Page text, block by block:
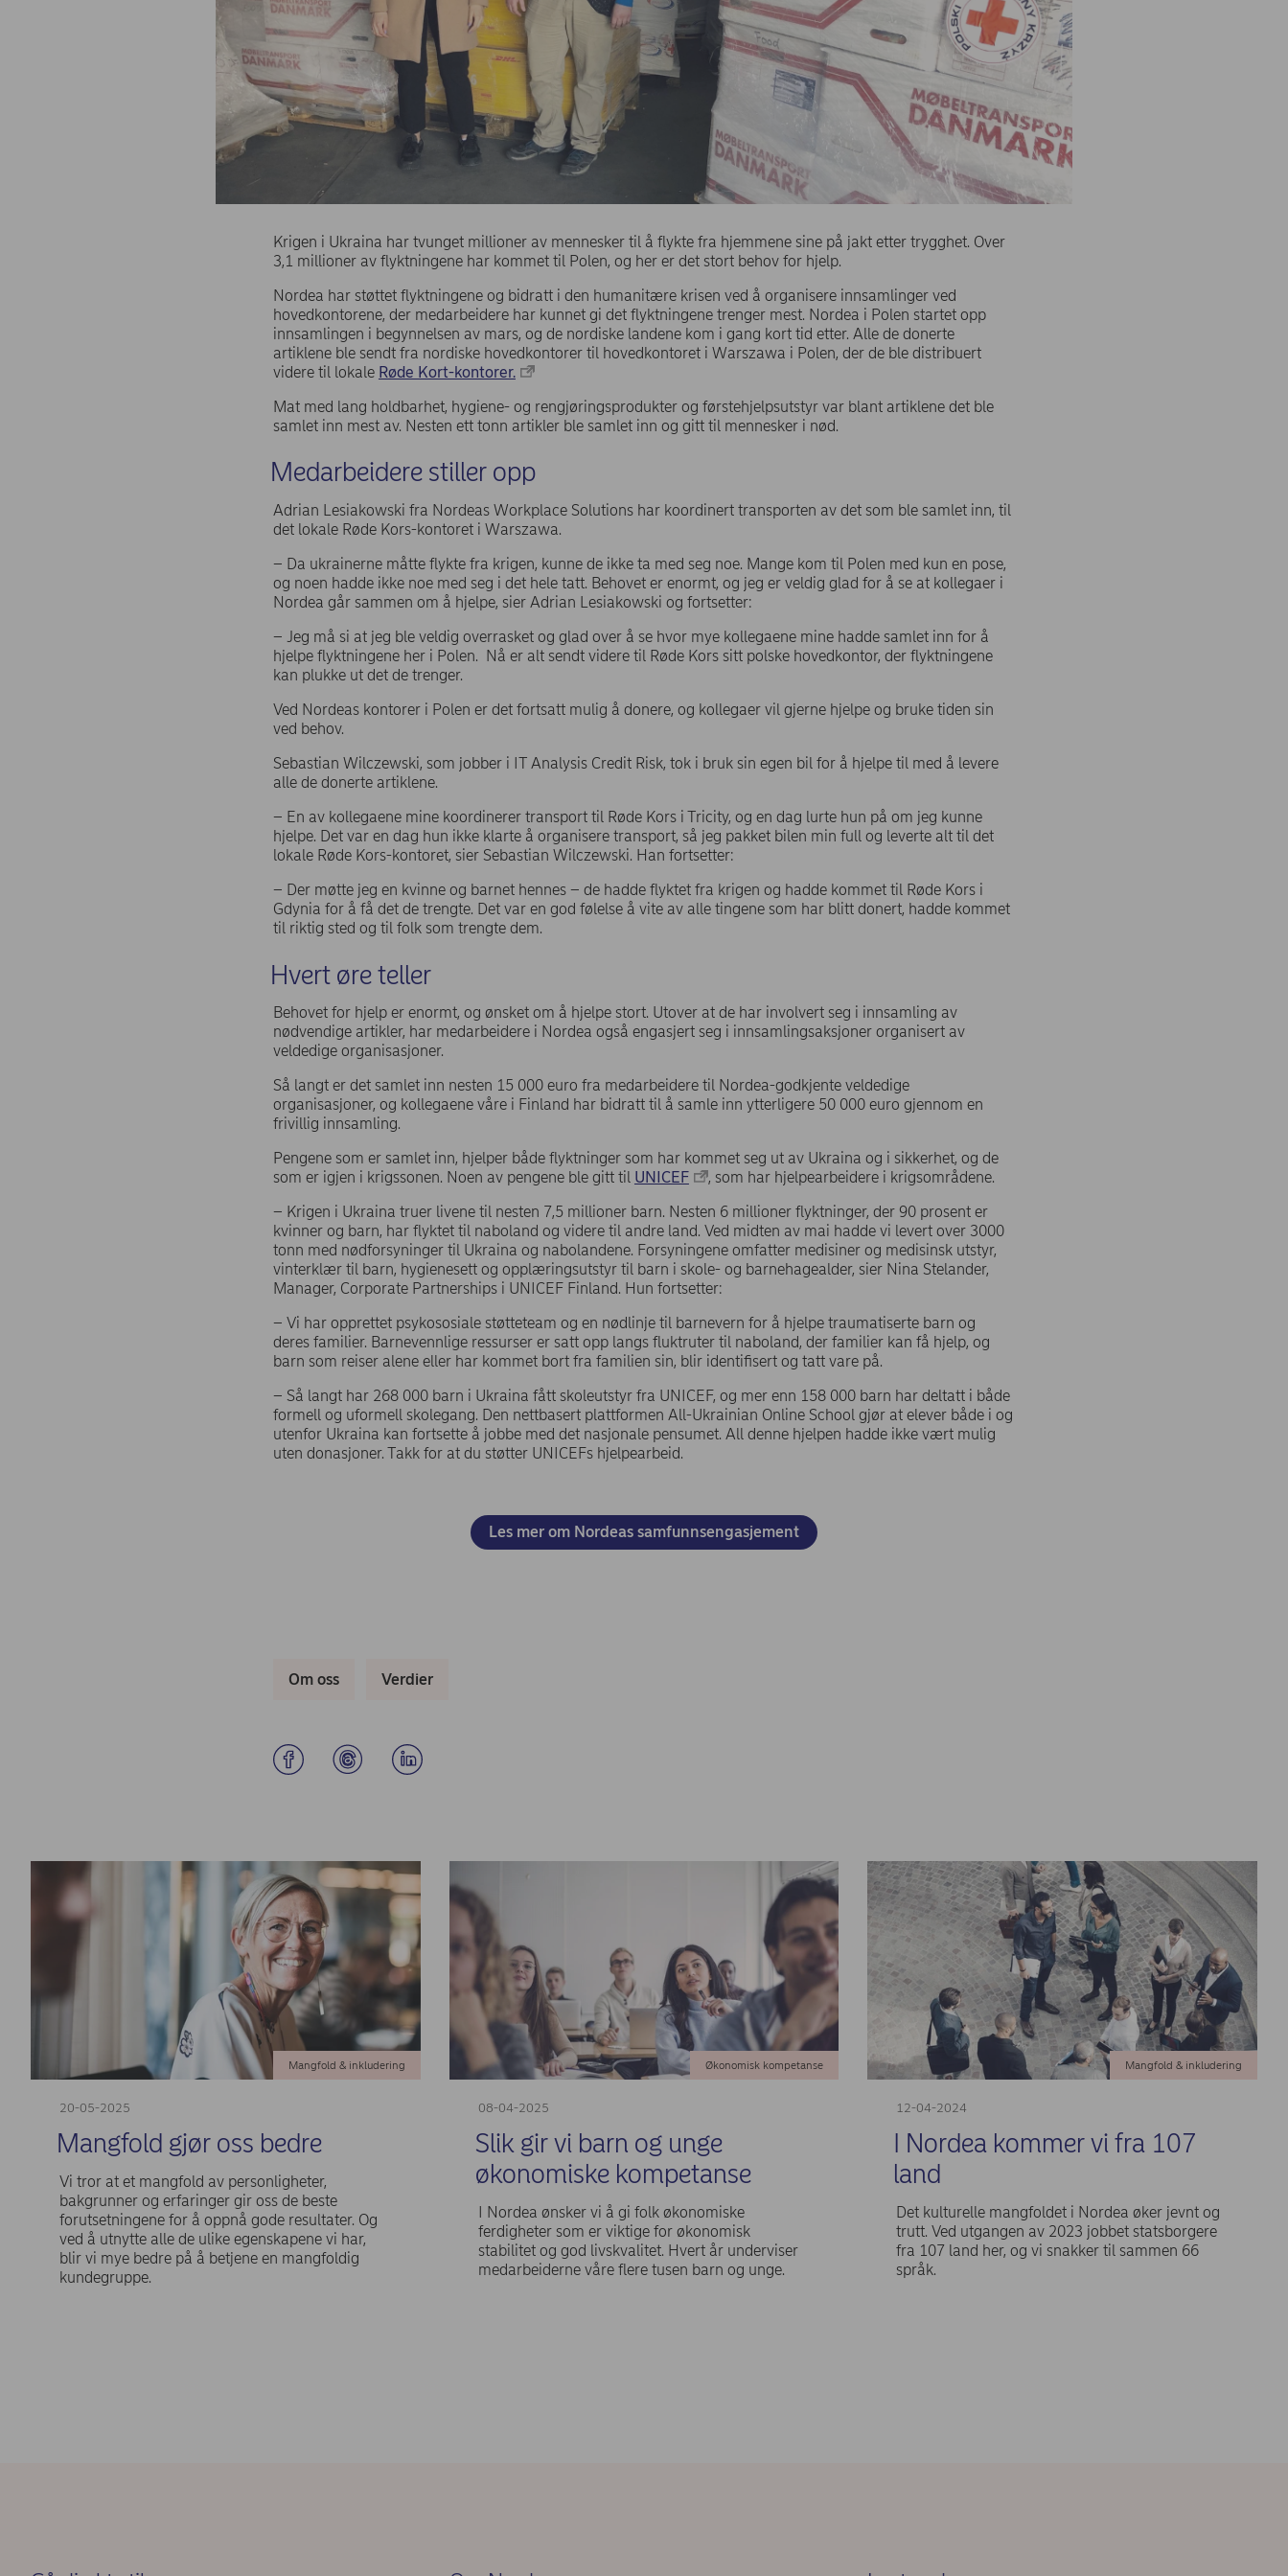
Krigen i Ukraina har tvunget millioner av mennesker til å flykte fra hjemmene sine på jakt etter trygghet. Over
3,1 millioner av flyktningene har kommet til Polen, og her er det stort behov for hjelp.
Nordea har støttet flyktningene og bidratt i den humanitære krisen ved å organisere innsamlinger ved
hovedkontorene, der medarbeidere har kunnet gi det flyktningene trenger mest. Nordea i Polen startet opp
innsamlingen i begynnelsen av mars, og de nordiske landene kom i gang kort tid etter. Alle de donerte
artiklene ble sendt fra nordiske hovedkontorer til hovedkontoret i Warszawa i Polen, der de ble distribuert
videre til lokale Røde Kort-kontorer.
Mat med lang holdbarhet, hygiene- og rengjøringsprodukter og førstehjelpsutstyr var blant artiklene det ble
samlet inn mest av. Nesten ett tonn artikler ble samlet inn og gitt til mennesker i nød.
Medarbeidere stiller opp
Adrian Lesiakowski fra Nordeas Workplace Solutions har koordinert transporten av det som ble samlet inn, til
det lokale Røde Kors-kontoret i Warszawa.
– Da ukrainerne måtte flykte fra krigen, kunne de ikke ta med seg noe. Mange kom til Polen med kun en pose,
og noen hadde ikke noe med seg i det hele tatt. Behovet er enormt, og jeg er veldig glad for å se at kollegaer i
Nordea går sammen om å hjelpe, sier Adrian Lesiakowski og fortsetter:
– Jeg må si at jeg ble veldig overrasket og glad over å se hvor mye kollegaene mine hadde samlet inn for å
hjelpe flyktningene her i Polen. Nå er alt sendt videre til Røde Kors sitt polske hovedkontor, der flyktningene
kan plukke ut det de trenger.
Ved Nordeas kontorer i Polen er det fortsatt mulig å donere, og kollegaer vil gjerne hjelpe og bruke tiden sin
ved behov.
Sebastian Wilczewski, som jobber i IT Analysis Credit Risk, tok i bruk sin egen bil for å hjelpe til med å levere
alle de donerte artiklene.
– En av kollegaene mine koordinerer transport til Røde Kors i Tricity, og en dag lurte hun på om jeg kunne
hjelpe. Det var en dag hun ikke klarte å organisere transport, så jeg pakket bilen min full og leverte alt til det
lokale Røde Kors-kontoret, sier Sebastian Wilczewski. Han fortsetter:
– Der møtte jeg en kvinne og barnet hennes – de hadde flyktet fra krigen og hadde kommet til Røde Kors i
Gdynia for å få det de trengte. Det var en god følelse å vite av alle tingene som har blitt donert, hadde kommet
til riktig sted og til folk som trengte dem.
Hvert øre teller
Behovet for hjelp er enormt, og ønsket om å hjelpe stort. Utover at de har involvert seg i innsamling av
nødvendige artikler, har medarbeidere i Nordea også engasjert seg i innsamlingsaksjoner organisert av
veldedige organisasjoner.
Så langt er det samlet inn nesten 15 000 euro fra medarbeidere til Nordea-godkjente veldedige
organisasjoner, og kollegaene våre i Finland har bidratt til å samle inn ytterligere 50 000 euro gjennom en
frivillig innsamling.
Pengene som er samlet inn, hjelper både flyktninger som har kommet seg ut av Ukraina og i sikkerhet, og de
som er igjen i krigssonen. Noen av pengene ble gitt til UNICEF
, som har hjelpearbeidere i krigsområdene.
– Krigen i Ukraina truer livene til nesten 7,5 millioner barn. Nesten 6 millioner flyktninger, der 90 prosent er
kvinner og barn, har flyktet til naboland og videre til andre land. Ved midten av mai hadde vi levert over 3000
tonn med nødforsyninger til Ukraina og nabolandene. Forsyningene omfatter medisiner og medisinsk utstyr,
vinterklær til barn, hygienesett og opplæringsutstyr til barn i skole- og barnehagealder, sier Nina Stelander,
Manager, Corporate Partnerships i UNICEF Finland. Hun fortsetter:
– Vi har opprettet psykososiale støtteteam og en nødlinje til barnevern for å hjelpe traumatiserte barn og
deres familier. Barnevennlige ressurser er satt opp langs fluktruter til naboland, der familier kan få hjelp, og
barn som reiser alene eller har kommet bort fra familien sin, blir identifisert og tatt vare på.
– Så langt har 268 000 barn i Ukraina fått skoleutstyr fra UNICEF, og mer enn 158 000 barn har deltatt i både
formell og uformell skolegang. Den nettbasert plattformen All-Ukrainian Online School gjør at elever både i og
utenfor Ukraina kan fortsette å jobbe med det nasjonale pensumet. All denne hjelpen hadde ikke vært mulig
uten donasjoner. Takk for at du støtter UNICEFs hjelpearbeid.
Les mer om Nordeas samfunnsengasjement
Om oss Verdier
20-05-2025
Mangfold & inkludering
Mangfold gjør oss bedre
Vi tror at et mangfold av personligheter,
bakgrunner og erfaringer gir oss de beste
forutsetningene for å oppnå gode resultater. Og
ved å utnytte alle de ulike egenskapene vi har,
blir vi mye bedre på å betjene en mangfoldig
kundegruppe.
08-04-2025
Økonomisk kompetanse
Slik gir vi barn og unge
økonomiske kompetanse
I Nordea ønsker vi å gi folk økonomiske
ferdigheter som er viktige for økonomisk
stabilitet og god livskvalitet. Hvert år underviser
medarbeiderne våre flere tusen barn og unge.
12-04-2024
Mangfold & inkludering
I Nordea kommer vi fra 107
land
Det kulturelle mangfoldet i Nordea øker jevnt og
trutt. Ved utgangen av 2023 jobbet statsborgere
fra 107 land her, og vi snakker til sammen 66
språk.